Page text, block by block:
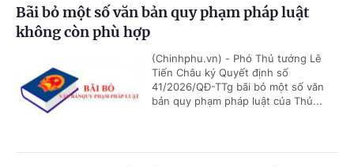
Bãi bỏ một số văn bản quy phạm pháp luật
không còn phù hợp
(Chinhphu.vn) - Phó Thủ tướng Lê
Tiến Châu ký Quyết định số
41/2026/QĐ-TTg bãi bỏ một số văn
bản quy phạm pháp luật của Thủ...